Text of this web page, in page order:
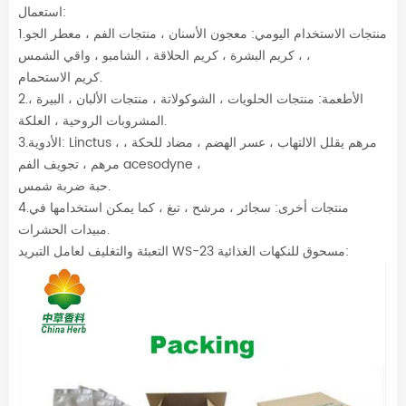
استعمال:
1.منتجات الاستخدام اليومي: معجون الأسنان ، منتجات الفم ، معطر الجو
، كريم البشرة ، كريم الحلاقة ، الشامبو ، واقي الشمس ،
كريم الاستحمام.
2.الأطعمة: منتجات الحلويات ، الشوكولاتة ، منتجات الألبان ، البيرة ،
المشروبات الروحية ، العلكة.
3.الأدوية: Linctus ، مرهم يقلل الالتهاب ، عسر الهضم ، مضاد للحكة ،
مرهم ، تجويف الفم acesodyne ،
حبة ضربة شمس.
4.منتجات أخرى: سجائر ، مرشح ، تبغ ، كما يمكن استخدامها في
مبيدات الحشرات.
التعبئة والتغليف لعامل التبريد WS-23 مسحوق للنكهات الغذائية: